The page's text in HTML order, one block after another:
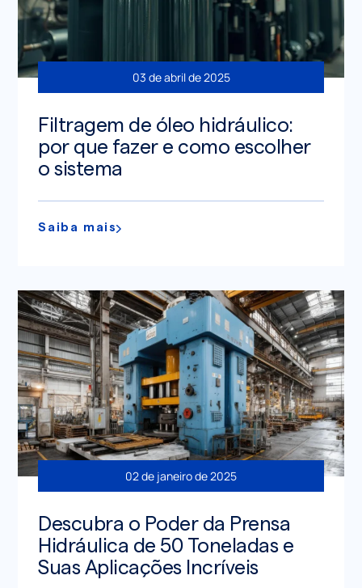
03 de abril de 2025
Filtragem de óleo hidráulico:
por que fazer e como escolher
o sistema
Saiba mais
02 de janeiro de 2025
Descubra o Poder da Prensa
Hidráulica de 50 Toneladas e
Suas Aplicações Incríveis